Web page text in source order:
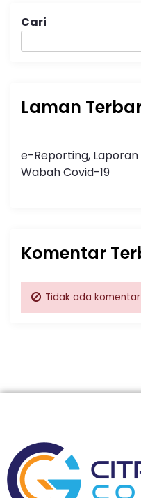
Cari
Laman
e-Reporting,
Wabah Covid-19
Komentar
Tidak ada